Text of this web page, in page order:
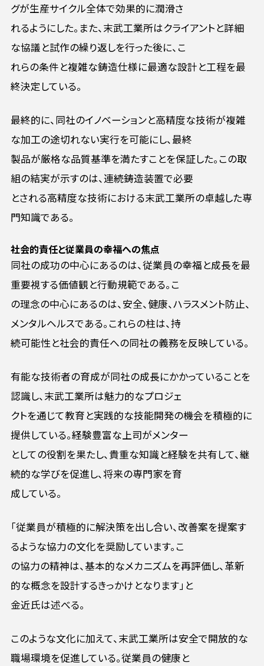
グが生産サイクル全体で効果的に潤滑さ
れるようにした。また、末武工業所はクライアントと詳細
な協議と試作の繰り返しを行った後に、こ
れらの条件と複雑な鋳造仕様に最適な設計と工程を最
終決定している。
最終的に、同社のイノベーションと高精度な技術が複雑
な加工の途切れない実行を可能にし、最終
製品が厳格な品質基準を満たすことを保証した。この取
組の結実が示すのは、連続鋳造装置で必要
とされる高精度な技術における末武工業所の卓越した専
門知識である。
社会的責任と従業員の幸福への焦点
同社の成功の中心にあるのは、従業員の幸福と成長を最
重要視する価値観と行動規範である。こ
の理念の中心にあるのは、安全、健康、ハラスメント防止、
メンタルヘルスである。これらの柱は、持
続可能性と社会的責任への同社の義務を反映している。
有能な技術者の育成が同社の成長にかかっていることを
認識し、末武工業所は魅力的なプロジェ
クトを通じて教育と実践的な技能開発の機会を積極的に
提供している。経験豊富な上司がメンター
としての役割を果たし、貴重な知識と経験を共有して、継
続的な学びを促進し、将来の専門家を育
成している。
「従業員が積極的に解決策を出し合い、改善案を提案す
るような協力の文化を奨励しています。こ
の協力の精神は、基本的なメカニズムを再評価し、革新
的な概念を設計するきっかけとなります」と
金近氏は述べる。
このような文化に加えて、末武工業所は安全で開放的な
職場環境を促進している。従業員の健康と